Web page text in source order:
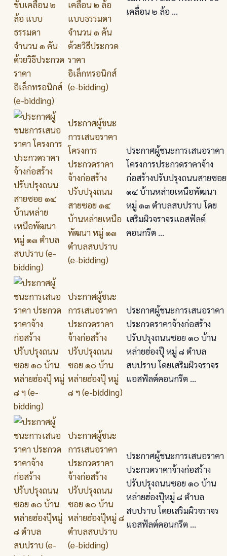
เคลื่อน ๒ ล้อ
แบบธรรมดา
จำนวน ๑ คัน
ด้วยวิธีประกวด
ราคา
อิเล็กทรอนิกส์
(e-bidding)
เคลื่อน ๒ ล้อ ...
ประกาศผู้ชนะ
การเสนอราคา
โครงการ
ประกวดราคา
จ้างก่อสร้าง
ปรับปรุงถนน
สายซอย ๑๔
บ้านหล่ายเหนือ
พัฒนา หมู่ ๑๓
ตำบลสบปราบ
(e-bidding)
ประกาศผู้ชนะการเสนอราคา
โครงการประกวดราคาจ้าง
ก่อสร้างปรับปรุงถนนสายซอย
๑๔ บ้านหล่ายเหนือพัฒนา
หมู่ ๑๓ ตำบลสบปราบ โดย
เสริมผิวจราจรแอสฟัลต์
คอนกรีต ...
ประกาศผู้ชนะ
การเสนอราคา
ประกวดราคา
จ้างก่อสร้าง
ปรับปรุงถนน
ซอย ๑๐ บ้าน
หล่ายฮ่องปุ๊ หมู่
๘ ฯ (e-bidding)
ประกาศผู้ชนะการเสนอราคา
ประกวดราคาจ้างก่อสร้าง
ปรับปรุงถนนซอย ๑๐ บ้าน
หล่ายฮ่องปุ๊ หมู่ ๘ ตำบล
สบปราบ โดยเสริมผิวจราจร
แอสฟัลต์คอนกรีต ...
ประกาศผู้ชนะ
การเสนอราคา
ประกวดราคา
จ้างก่อสร้าง
ปรับปรุงถนน
ซอย ๑๐ บ้าน
หล่ายฮ่องปุ๊หมู่ ๘
ตำบลสบปราบ
(e-bidding)
ประกาศผู้ชนะการเสนอราคา
ประกวดราคาจ้างก่อสร้าง
ปรับปรุงถนนซอย ๑๐ บ้าน
หล่ายฮ่องปุ๊หมู่ ๘ ตำบล
สบปราบ โดยเสริมผิวจราจร
แอสฟัลต์คอนกรีต ...